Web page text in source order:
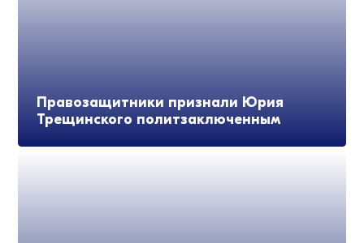
Правозащитники признали Юрия
Трещинского политзаключенным